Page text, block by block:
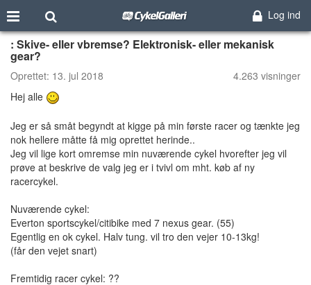
Log ind
: Skive- eller vbremse? Elektronisk- eller mekanisk
gear?
Oprettet: 13. jul 2018
4.263 visninger
Hej alle
Jeg er så småt begyndt at kigge på min første racer og tænkte jeg
nok hellere måtte få mig oprettet herinde..
Jeg vil lige kort omremse min nuværende cykel hvorefter jeg vil
prøve at beskrive de valg jeg er i tvivl om mht. køb af ny
racercykel.
Nuværende cykel:
Everton sportscykel/citibike med 7 nexus gear. (55)
Egentlig en ok cykel. Halv tung. vil tro den vejer 10-13kg!
(får den vejet snart)
Fremtidig racer cykel: ??